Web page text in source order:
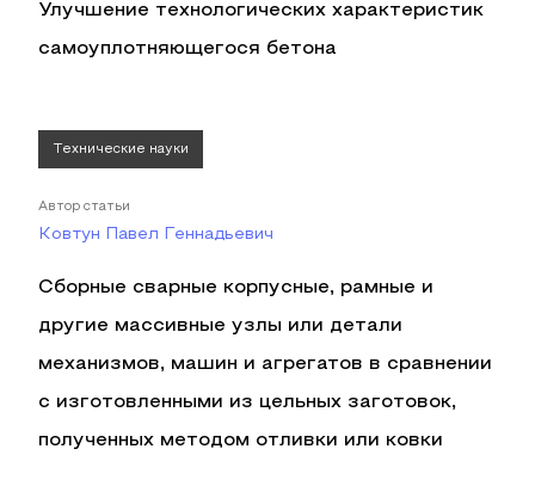
Улучшение технологических характеристик
самоуплотняющегося бетона
Технические науки
Автор статьи
Ковтун Павел Геннадьевич
Сборные сварные корпусные, рамные и
другие массивные узлы или детали
механизмов, машин и агрегатов в сравнении
с изготовленными из цельных заготовок,
полученных методом отливки или ковки